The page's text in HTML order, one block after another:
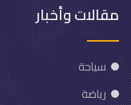
مقالات وأخبار
سياحة
رياضة